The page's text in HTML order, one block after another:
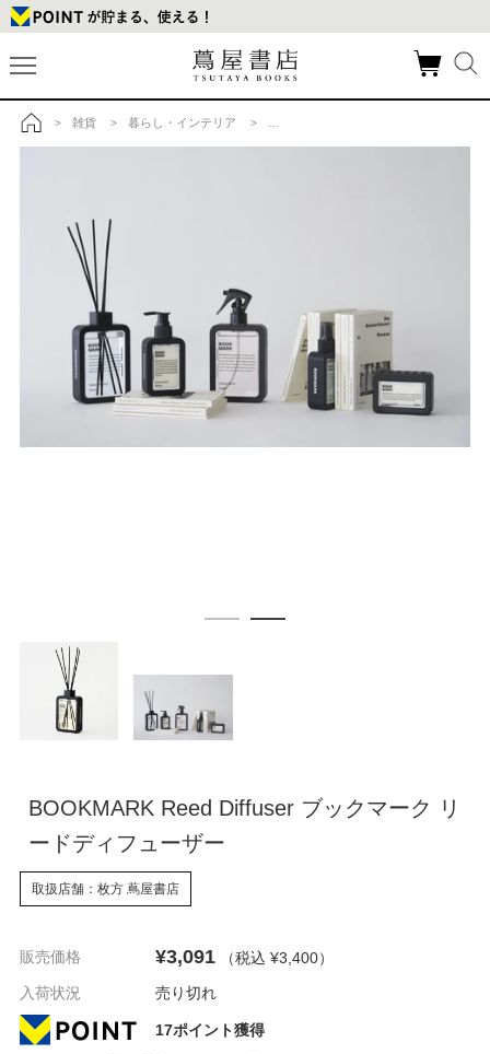
トップ
> 雑貨 > 暮らし・インテリア >
BOOKMARK Reed Diffuser ブックマーク リ
ードディフューザー
取扱店舗：枚方 蔦屋書店
販売価格 ¥3,091 （税込 ¥3,400）
入荷状況
売り切れ
17ポイント獲得